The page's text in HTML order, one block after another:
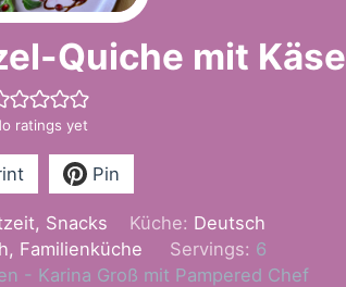
Quiche mit Käse
ratings yet
Pin
Snacks Küche: Deutsch
Familienküche Servings: 6
- Karina Groß mit Pampered Chef